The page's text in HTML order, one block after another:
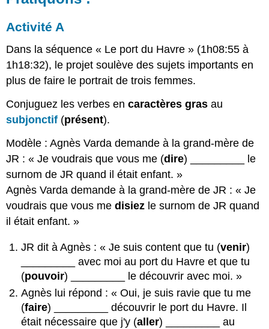
Activité A
Dans laséquence « Le port du Havre » (1h08:55 à
1h18:32), le projet soulève des sujets importants en
plus de faire le portrait detrois femmes.
Conjuguez les verbes encaractères grasau
subjonctif (présent).
Modèle : Agnès Varda demande à la grand-mère de
JR : « Je voudrais que vous me (dire) _________
le
surnom de JR quand il était enfant. »
Agnès Varda demande à la grand-mère de JR : « Je
voudrais que vous medisiez le surnom de JR quand
il était enfant. »
JR dit à Agnès : « Je suis content que tu (venir)
_________ avec moi au port du Havre et que tu
(pouvoir) _________ le découvrir avec moi. »
Agnès lui répond : « Oui, je suis ravie que tu me
(faire) _________ découvrir le port du Havre. Il
était nécessaire que j'y (aller) _________ au